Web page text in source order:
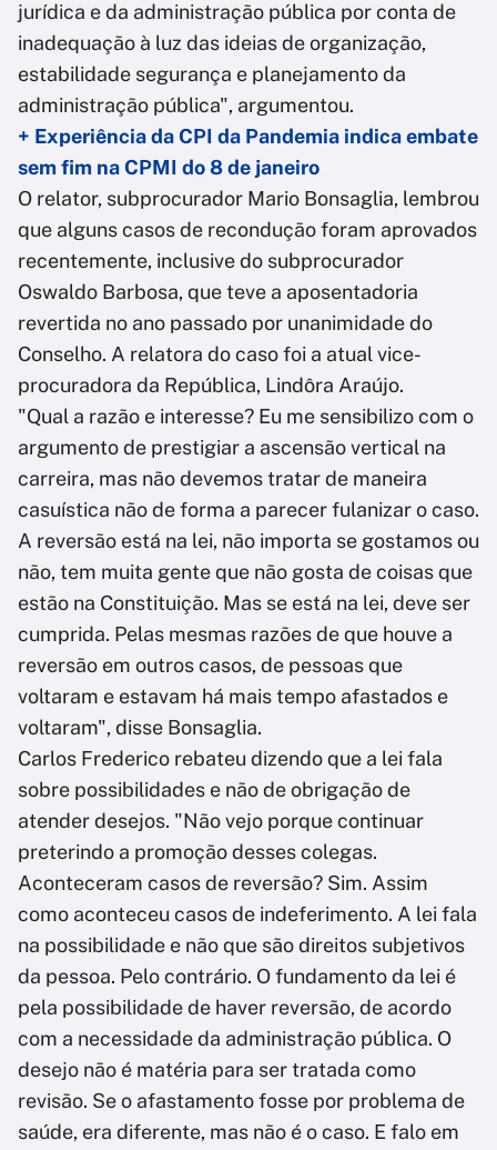
jurídica e da administração pública por conta de
inadequação à luz das ideias de organização,
estabilidade segurança e planejamento da
administração pública", argumentou.
+ Experiência da CPI da Pandemia indica embate
sem fim na CPMI do 8 de janeiro
O relator, subprocurador Mario Bonsaglia, lembrou
que alguns casos de recondução foram aprovados
recentemente, inclusive do subprocurador
Oswaldo Barbosa, que teve a aposentadoria
revertida no ano passado por unanimidade do
Conselho. A relatora do caso foi a atual vice-
procuradora da República, Lindôra Araújo.
"Qual a razão e interesse? Eu me sensibilizo com o
argumento de prestigiar a ascensão vertical na
carreira, mas não devemos tratar de maneira
casuística não de forma a parecer fulanizar o caso.
A reversão está na lei, não importa se gostamos ou
não, tem muita gente que não gosta de coisas que
estão na Constituição. Mas se está na lei, deve ser
cumprida. Pelas mesmas razões de que houve a
reversão em outros casos, de pessoas que
voltaram e estavam há mais tempo afastados e
voltaram", disse Bonsaglia.
Carlos Frederico rebateu dizendo que a lei fala
sobre possibilidades e não de obrigação de
atender desejos. "Não vejo porque continuar
preterindo a promoção desses colegas.
Aconteceram casos de reversão? Sim. Assim
como aconteceu casos de indeferimento. A lei fala
na possibilidade e não que são direitos subjetivos
da pessoa. Pelo contrário. O fundamento da lei é
pela possibilidade de haver reversão, de acordo
com a necessidade da administração pública. O
desejo não é matéria para ser tratada como
revisão. Se o afastamento fosse por problema de
saúde, era diferente, mas não é o caso. E falo em